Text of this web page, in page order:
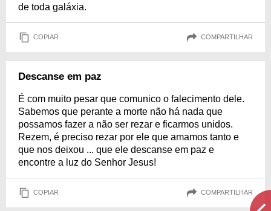
de toda galáxia.
COPIAR COMPARTILHAR
Descanse em paz
É com muito pesar que comunico o falecimento dele.
Sabemos que perante a morte não há nada que
possamos fazer a não ser rezar e ficarmos unidos.
Rezem, é preciso rezar por ele que amamos tanto e
que nos deixou ... que ele descanse em paz e
encontre a luz do Senhor Jesus!
COPIAR COMPARTILHAR